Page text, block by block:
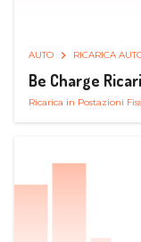
AUTO RICARICA
Be Charge
Ricarica in Postazioni